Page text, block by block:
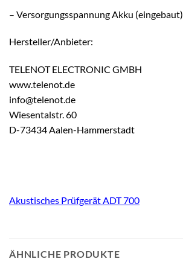
– Versorgungsspannung Akku (eingebaut)
Hersteller/Anbieter:
TELENOT ELECTRONIC GMBH
www.telenot.de
info@telenot.de
Wiesentalstr. 60
D-73434 Aalen-Hammerstadt
Akustisches Prüfgerät ADT 700
ÄHNLICHE PRODUKTE